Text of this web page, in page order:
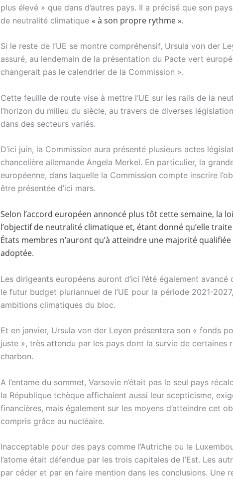
plus élevé » que dans d’autres pays. Il a précisé que son
de neutralité climatique « à son propre rythme ».
Si le reste de l’UE se montre compréhensif, Ursula von der
assuré, au lendemain de la présentation du Pacte vert
changerait pas le calendrier de la Commission ».
Cette feuille de route vise à mettre l’UE sur les rails de la
l’horizon du milieu du siècle, au travers de diverses
dans des secteurs variés.
D’ici juin, la Commission aura présenté plusieurs actes
chancelière allemande Angela Merkel. En particulier, la
européenne, dans laquelle la Commission compte inscrire
être présentée d’ici mars.
Selon l’accord européen annoncé plus tôt cette semaine, la
l’objectif de neutralité climatique et, étant donné qu’elle
États membres n’auront qu’à atteindre une majorité
adoptée.
Les dirigeants européens auront d’ici l’été également avancé
le futur budget pluriannuel de l’UE pour la période 2021-
ambitions climatiques du bloc.
Et en janvier, Ursula von der Leyen présentera son « fonds
juste », très attendu par les pays dont la survie de certaines
charbon.
A l’entame du sommet, Varsovie n’était pas le seul pays
la République tchèque affichaient aussi leur scepticisme,
financières, mais également sur les moyens d’atteindre cet
compris grâce au nucléaire.
Inacceptable pour des pays comme l’Autriche ou le
l’atome était défendue par les trois capitales de l’Est. Les
par céder et par en faire mention dans les conclusions. Une